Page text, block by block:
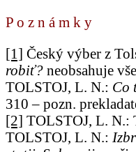
P o z n á m k y
[1] Český výber z
robiť? neobsahuje
TOLSTOJ, L. N.: Co
310 – pozn.
[2] TOLSTOJ, L. N.:
TOLSTOJ, L. N.: